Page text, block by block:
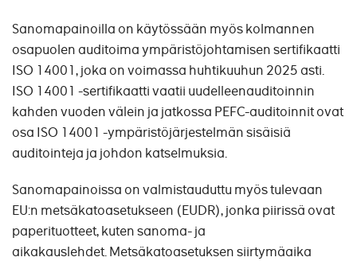
Sanomapainoilla on käytössään myös kolmannen
osapuolen auditoima ympäristöjohtamisen sertifikaatti
ISO 14001, joka on voimassa huhtikuuhun 2025 asti.
ISO 14001 -sertifikaatti vaatii uudelleenauditoinnin
kahden vuoden välein ja jatkossa PEFC-auditoinnit ovat
osa ISO 14001 -ympäristöjärjestelmän sisäisiä
auditointeja ja johdon katselmuksia.
Sanomapainoissa on valmistauduttu myös tulevaan
EU:n metsäkatoasetukseen (EUDR), jonka piirissä ovat
paperituotteet, kuten sanoma- ja
aikakauslehdet. Metsäkatoasetuksen siirtymäaika